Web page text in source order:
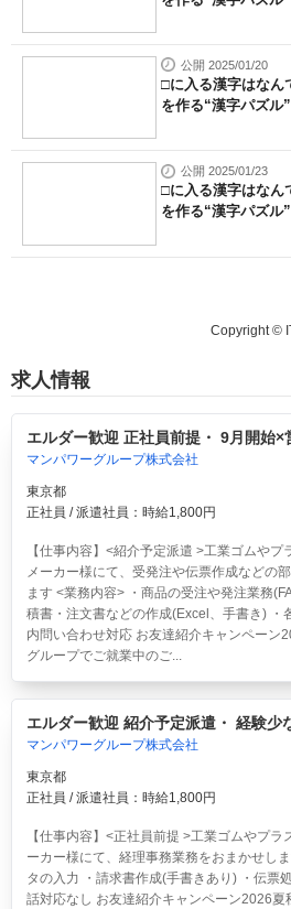
公開 2025/01/20
□に入る漢字はな
を作る“漢字パズル
公開 2025/01/23
□に入る漢字はな
を作る“漢字パズル
Copyright ©
求人情報
エルダー歓迎 正社員前提・ 9月開始×
マンパワーグループ株式会社
東京都
正社員 / 派遣社員：時給1,800円
【仕事内容】<紹介予定派遣 >工業ゴムや
メーカー様にて、受発注や伝票作成などの
ます <業務内容> ・商品の受注や発注業務
積書・注文書などの作成(Excel、手書き) ・
内問い合わせ対応 お友達紹介キャンペーン
グループでご就業中のご...
エルダー歓迎 紹介予定派遣・ 経験少
マンパワーグループ株式会社
東京都
正社員 / 派遣社員：時給1,800円
【仕事内容】<正社員前提 >工業ゴムやプ
ーカー様にて、経理事務業務をおまかせし
タの入力 ・請求書作成(手書きあり) ・伝票
話対応なし お友達紹介キャンペーン2026夏